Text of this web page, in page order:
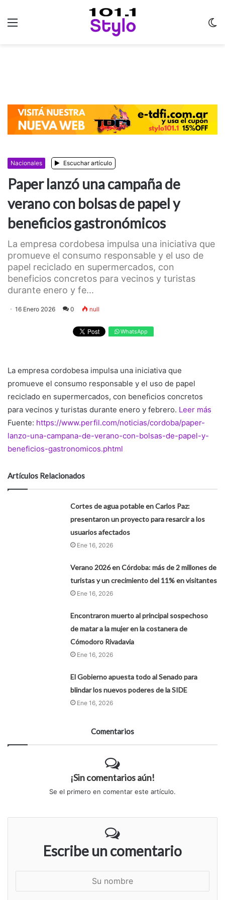
Nacionales Escuchar artículo
Paper lanzó una campaña de
verano con bolsas de papel y
beneficios gastronómicos
La empresa cordobesa impulsa una iniciativa que
promueve el consumo responsable y el uso de
papel reciclado en supermercados, con
beneficios concretos para vecinos y turistas
durante enero y fe...
16 Enero 2026 0 null
WhatsApp
La empresa cordobesa impulsa una iniciativa que
promueve el consumo responsable y el uso de papel
reciclado en supermercados, con beneficios concretos
para vecinos y turistas durante enero y febrero. Leer más
Fuente: https://www.perfil.com/noticias/cordoba/paper-
lanzo-una-campana-de-verano-con-bolsas-de-papel-y-
beneficios-gastronomicos.phtml
Artículos Relacionados
Cortes de agua potable en Carlos Paz:
presentaron un proyecto para resarcir a los
usuarios afectados
Ene 16, 2026
Verano 2026 en Córdoba: más de 2 millones de
turistas y un crecimiento del 11% en visitantes
Ene 16, 2026
Encontraron muerto al principal sospechoso
de matar a la mujer en la costanera de
Cómodoro Rivadavia
Ene 16, 2026
El Gobierno apuesta todo al Senado para
blindar los nuevos poderes de la SIDE
Ene 16, 2026
Comentarios
¡Sin comentarios aún!
Se el primero en comentar este artículo.
Escribe un comentario